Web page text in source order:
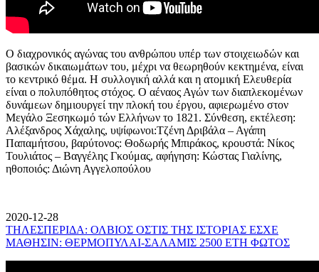
Ο διαχρονικός αγώνας του ανθρώπου υπέρ των στοιχειωδών και
βασικών δικαιωμάτων του, μέχρι να θεωρηθούν κεκτημένα, είναι
το κεντρικό θέμα. Η συλλογική αλλά και η ατομική Ελευθερία
είναι ο πολυπόθητος στόχος. Ο αέναος Αγών των διαπλεκομένων
δυνάμεων δημιουργεί την πλοκή του έργου, αφιερωμένο στον
Μεγάλο Ξεσηκωμό τών Ελλήνων το 1821. Σύνθεση, εκτέλεση:
Αλέξανδρος Χάχαλης, υψίφωνοι:Τζένη Δριβάλα – Αγάπη
Παπαμήτσου, βαρύτονος: Θοδωρής Μπιράκος, κρουστά: Νίκος
Τουλιάτος – Βαγγέλης Γκούμας, αφήγηση: Κώστας Γιαλίνης,
ηθοποιός: Διώνη Αγγελοπούλου
2020-12-28
ΤΗΛΕΣΠΕΡΙΔΑ: ΟΛΒΙΟΣ ΟΣΤΙΣ ΤΗΣ ΙΣΤΟΡΙΑΣ ΕΣΧΕ
ΜΑΘΗΣΙΝ: ΘΕΡΜΟΠΥΛΑΙ-ΣΑΛΑΜΙΣ 2500 ΕΤΗ ΦΩΤΟΣ